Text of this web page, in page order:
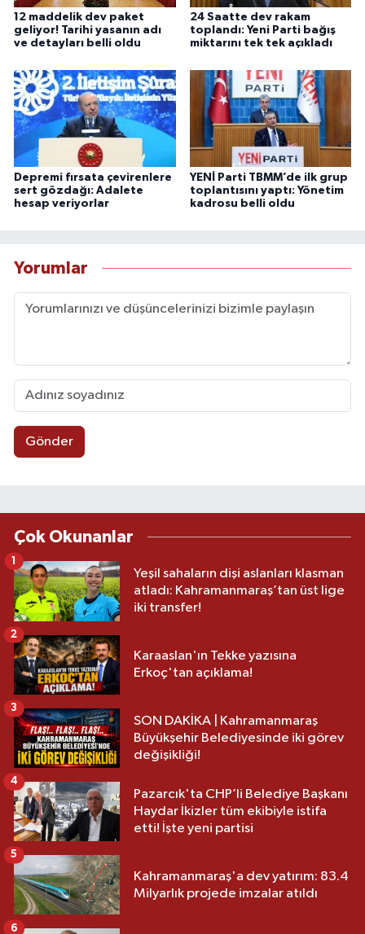
12 maddelik dev paket
geliyor! Tarihi yasanın adı
ve detayları belli oldu
24 Saatte dev rakam
toplandı: Yeni Parti bağış
miktarını tek tek açıkladı
Depremi fırsata çevirenlere
sert gözdağı: Adalete
hesap veriyorlar
YENİ Parti TBMM’de ilk grup
toplantısını yaptı: Yönetim
kadrosu belli oldu
Yorumlar
Gönder
Çok Okunanlar
Yeşil sahaların dişi aslanları klasman
atladı: Kahramanmaraş’tan üst lige
iki transfer!
1
Karaaslan'ın Tekke yazısına
Erkoç'tan açıklama!
2
SON DAKİKA | Kahramanmaraş
Büyükşehir Belediyesinde iki görev
değişikliği!
3
Pazarcık'ta CHP’li Belediye Başkanı
Haydar İkizler tüm ekibiyle istifa
etti! İşte yeni partisi
4
Kahramanmaraş'a dev yatırım: 83.4
Milyarlık projede imzalar atıldı
5
6